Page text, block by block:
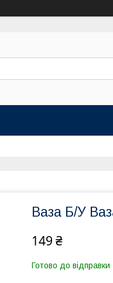
Ваза Б/У
149 ₴
Готово до відправки